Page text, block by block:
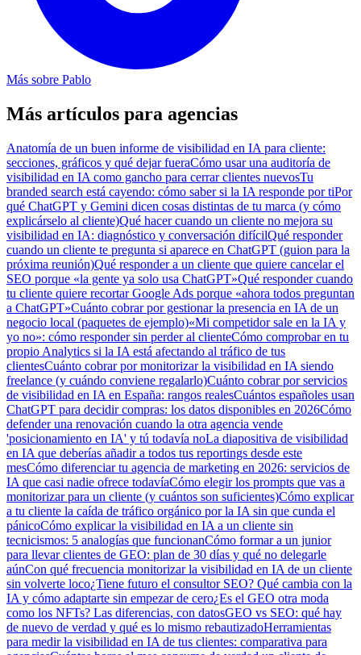
Más sobre Pablo
Más artículos para agencias
Anatomía de un buen informe de visibilidad en IA para cliente:
secciones, gráficos y qué dejar fueraCómo usar una auditoría de
visibilidad en IA como gancho para cerrar clientes nuevosTu
branded search está cayendo: cómo saber si la IA responde por tiPor
qué ChatGPT y Gemini dicen cosas distintas de tu marca (y cómo
explicárselo al cliente)Qué hacer cuando un cliente no mejora su
visibilidad en IA: diagnóstico y conversación difícilQué responder
cuando un cliente te pregunta si aparece en ChatGPT (guion para la
próxima reunión)Qué responder a un cliente que quiere cancelar el
SEO porque «la gente ya solo usa ChatGPT»Qué responder cuando
tu cliente quiere recortar Google Ads porque «ahora todos preguntan
a ChatGPT»Cuánto cobrar por gestionar la presencia en IA de un
negocio local (paquetes de ejemplo)«Mi competidor sale en la IA y
yo no»: cómo responder sin perder al clienteCómo comprobar en tu
propio Analytics si la IA está afectando al tráfico de tus
clientesCuánto cobrar por monitorizar la visibilidad en IA siendo
freelance (y cuándo conviene regalarlo)Cuánto cobrar por servicios
de visibilidad en IA en España: rangos realesCuántos españoles usan
ChatGPT para decidir compras: los datos disponibles en 2026Cómo
defender una renovación cuando la otra agencia vende
'posicionamiento en IA' y tú todavía noLa diapositiva de visibilidad
en IA que deberías añadir a todos tus reportings desde este
mesCómo diferenciar tu agencia de marketing en 2026: servicios de
IA que casi nadie ofrece todavíaCómo elegir los prompts que vas a
monitorizar para un cliente (y cuántos son suficientes)Cómo explicar
a tu cliente la caída de tráfico orgánico por la IA sin que cunda el
pánicoCómo explicar la visibilidad en IA a un cliente sin
tecnicismos: 5 analogías que funcionanCómo formar a un junior
para llevar clientes de GEO: plan de 30 días y qué no delegarle
aúnCon qué frecuencia monitorizar la visibilidad en IA de un cliente
sin volverte loco¿Tiene futuro el consultor SEO? Qué cambia con la
IA y cómo adaptarte sin empezar de cero¿Es el GEO otra moda
como los NFTs? Las diferencias, con datosGEO vs SEO: qué hay
de nuevo de verdad y qué es lo mismo rebautizadoHerramientas
para medir la visibilidad en IA de tus clientes: comparativa para